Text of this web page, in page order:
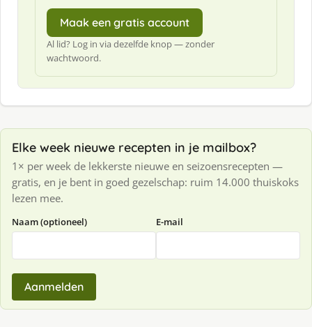
Maak een gratis account
Al lid? Log in via dezelfde knop — zonder
wachtwoord.
Elke week nieuwe recepten in je mailbox?
1× per week de lekkerste nieuwe en seizoensrecepten —
gratis, en je bent in goed gezelschap: ruim 14.000 thuiskoks
lezen mee.
Naam (optioneel) E-mail
Aanmelden